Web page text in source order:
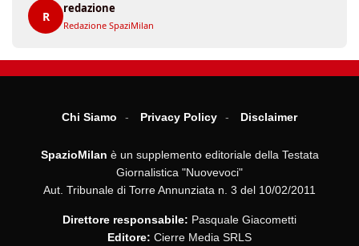
R
redazione
Redazione SpaziMilan
Chi Siamo Privacy Policy Disclaimer
SpazioMilan è un supplemento editoriale della Testata
Giornalistica "Nuovevoci"
Aut. Tribunale di Torre Annunziata n. 3 del 10/02/2011
Direttore responsabile: Pasquale Giacometti
Editore: Cierre Media SRLS